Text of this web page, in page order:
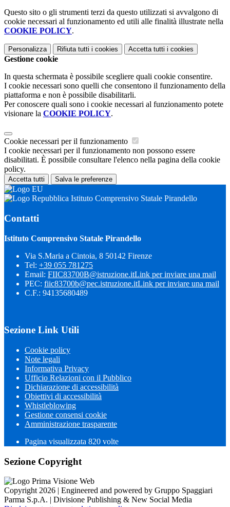
Questo sito o gli strumenti terzi da questo utilizzati si avvalgono di
cookie necessari al funzionamento ed utili alle finalità illustrate nella
COOKIE POLICY.
Personalizza Rifiuta tutti i cookies Accetta tutti i cookies
Gestione cookie
In questa schermata è possibile scegliere quali cookie consentire.
I cookie necessari sono quelli che consentono il funzionamento della
piattaforma e non è possibile disabilitarli.
Per conoscere quali sono i cookie necessari al funzionamento potete
visionare la COOKIE POLICY.
Cookie necessari per il funzionamento
I cookie necessari per il funzionamento non possono essere
disabilitati. È possibile consultare l'elenco nella pagina della cookie
policy.
Accetta tutti Salva le preferenze
Istituto Comprensivo Statale Pirandello
Contatti
Istituto Comprensivo Statale Pirandello
Via S.Maria a Cintoia, 8 50142 Firenze
Tel: +39 055 781275
Email: FIIC83700B@istruzione.itLink per inviare una mail
PEC: fiic83700b@pec.istruzione.itLink per inviare una mail
C.F.: 94135680489
Sezione Link Utili
Cookie policy
Note legali
Informativa Privacy
Ufficio Relazioni con il Pubblico
Dichiarazione di accessibilità
Obiettivi di accessibilità
Whistleblowing
Gestione consensi cookie
Amministrazione trasparente
Pagina visualizzata 820 volte
Sezione Copyright
Copyright 2026 | Engineered and powered by Gruppo Spaggiari
Parma S.p.A. | Divisione Publishing & New Social Media